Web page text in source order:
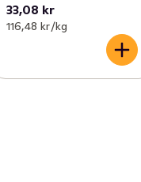
33,08 kr
116,48 kr /kg